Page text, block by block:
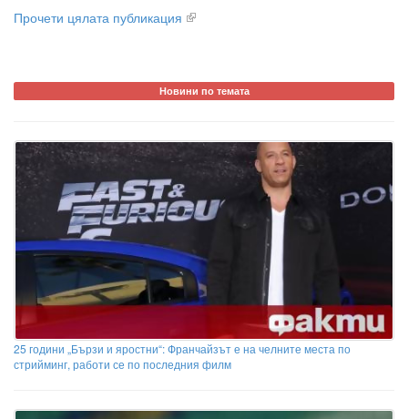
Прочети цялата публикация
Новини по темата
25 години „Бързи и яростни“: Франчайзът е на челните места по
стрийминг, работи се по последния филм